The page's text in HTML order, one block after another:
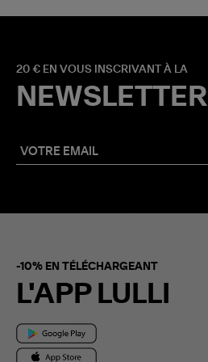
20 € EN VOUS INSCRIVANT À LA
NEWSLETTER
-10% EN TÉLÉCHARGEANT
L'APP LULLI